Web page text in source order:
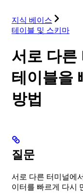
지식 베이스
테이블 및 스키마
서로 다른
테이블을
방법
질문
서로 다른 터미널에
이터를 빠르게 다시